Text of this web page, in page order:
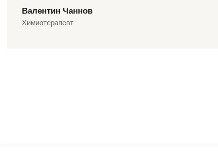
Валентин Чаннов
Химиотерапевт